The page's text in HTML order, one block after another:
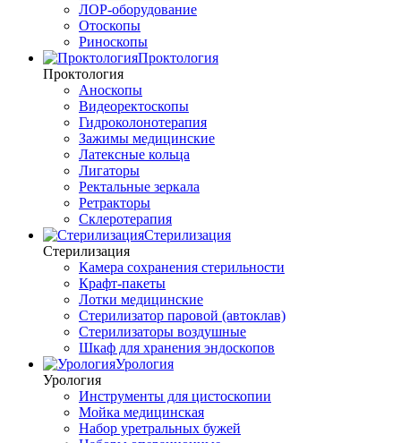
ЛОР-оборудование
Отоскопы
Риноскопы
Проктология
Проктология
Аноскопы
Видеоректоскопы
Гидроколонотерапия
Зажимы медицинские
Латексные кольца
Лигаторы
Ректальные зеркала
Ретракторы
Склеротерапия
Стерилизация
Стерилизация
Камера сохранения стерильности
Крафт-пакеты
Лотки медицинские
Стерилизатор паровой (автоклав)
Стерилизаторы воздушные
Шкаф для хранения эндоскопов
Урология
Урология
Инструменты для цистоскопии
Мойка медицинская
Набор уретральных бужей